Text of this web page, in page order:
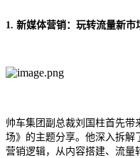
1. 新媒体营销：玩转流量新市
帅车集团 副总裁刘国柱首先带
场》的主题分享。他深入拆解
营销逻辑，从内容搭建、流